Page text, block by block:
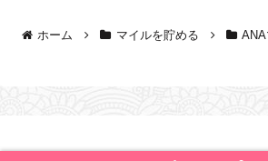
ホーム マイルを貯める